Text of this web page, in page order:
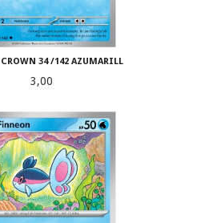
CROWN 34 /142 AZUMARILL
Pris
3,00